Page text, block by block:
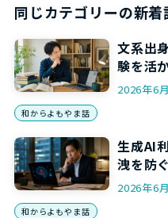
同じカテゴリーの新着
文系出
験を活
2026年6
和からよもやま話
生成AI
洩を防
2026年6
和からよもやま話